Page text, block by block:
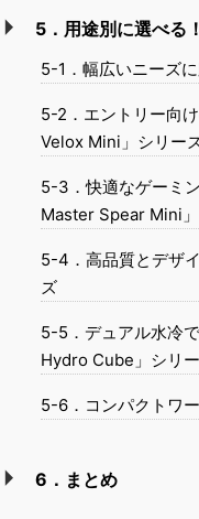
5．用途別に選べる
5-1．幅広いニーズ
5-2．エントリー向
Velox Mini」シリー
5-3．快適なゲーミ
Master Spear Mini
5-4．高品質とデザ
ズ
5-5．デュアル水冷
Hydro Cube」シリ
5-6．コンパクトワ
6．まとめ